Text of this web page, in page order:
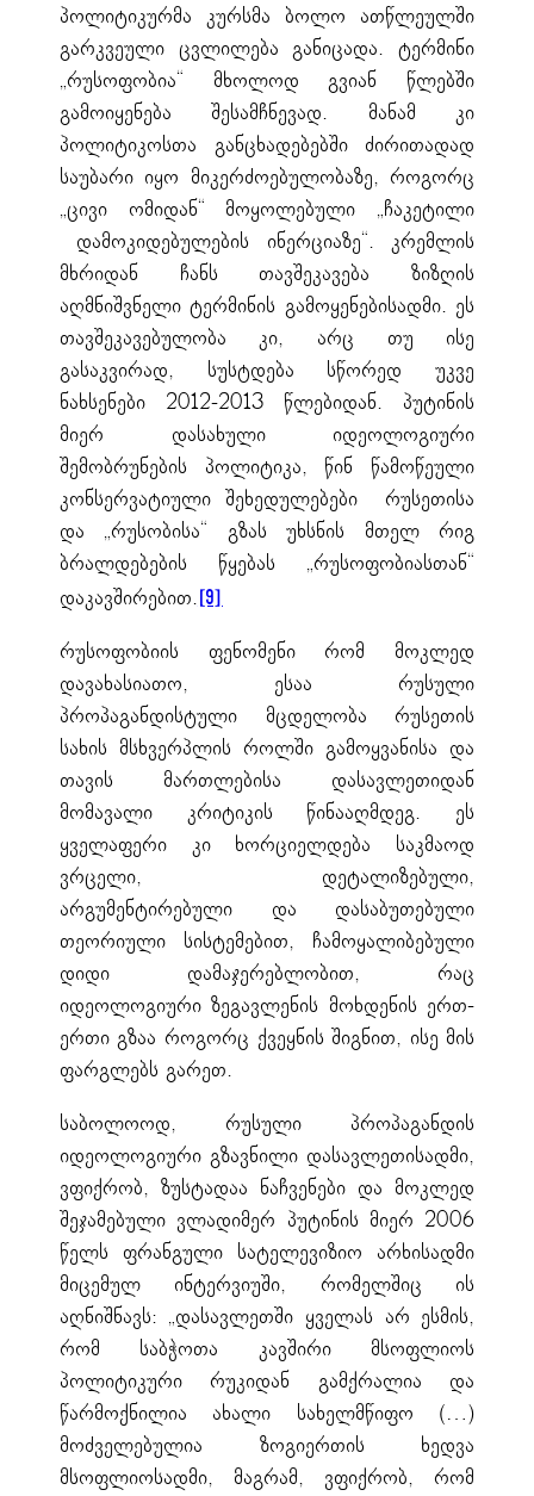
პოლიტიკურმა კურსმა ბოლო ათწლეულში
გარკვეული ცვლილება განიცადა. ტერმინი
„რუსოფობია“ მხოლოდ გვიან წლებში
გამოიყენება შესამჩნევად. მანამ კი
პოლიტიკოსთა განცხადებებში ძირითადად
საუბარი იყო მიკერძოებულობაზე, როგორც
„ცივი ომიდან“ მოყოლებული „ჩაკეტილი
დამოკიდებულების ინერციაზე“. კრემლის
მხრიდან ჩანს თავშეკავება ზიზღის
აღმნიშვნელი ტერმინის გამოყენებისადმი. ეს
თავშეკავებულობა კი, არც თუ ისე
გასაკვირად, სუსტდება სწორედ უკვე
ნახსენები 2012-2013 წლებიდან. პუტინის
მიერ დასახული იდეოლოგიური
შემობრუნების პოლიტიკა, წინ წამოწეული
კონსერვატიული შეხედულებები რუსეთისა
და „რუსობისა“ გზას უხსნის მთელ რიგ
ბრალდებების წყებას „რუსოფობიასთან“
დაკავშირებით. [9]
რუსოფობიის ფენომენი რომ მოკლედ
დავახასიათო, ესაა რუსული
პროპაგანდისტული მცდელობა რუსეთის
სახის მსხვერპლის როლში გამოყვანისა და
თავის მართლებისა დასავლეთიდან
მომავალი კრიტიკის წინააღმდეგ. ეს
ყველაფერი კი ხორციელდება საკმაოდ
ვრცელი, დეტალიზებული,
არგუმენტირებული და დასაბუთებული
თეორიული სისტემებით, ჩამოყალიბებული
დიდი დამაჯერებლობით, რაც
იდეოლოგიური ზეგავლენის მოხდენის ერთ-
ერთი გზაა როგორც ქვეყნის შიგნით, ისე მის
ფარგლებს გარეთ.
საბოლოოდ, რუსული პროპაგანდის
იდეოლოგიური გზავნილი დასავლეთისადმი,
ვფიქრობ, ზუსტადაა ნაჩვენები და მოკლედ
შეჯამებული ვლადიმერ პუტინის მიერ 2006
წელს ფრანგული სატელევიზიო არხისადმი
მიცემულ ინტერვიუში, რომელშიც ის
აღნიშნავს: „დასავლეთში ყველას არ ესმის,
რომ საბჭოთა კავშირი მსოფლიოს
პოლიტიკური რუკიდან გამქრალია და
წარმოქნილია ახალი სახელმწიფო (…)
მოძველებულია ზოგიერთის ხედვა
მსოფლიოსადმი, მაგრამ, ვფიქრობ, რომ